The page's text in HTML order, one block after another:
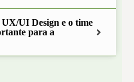
UI Design e o time
para a